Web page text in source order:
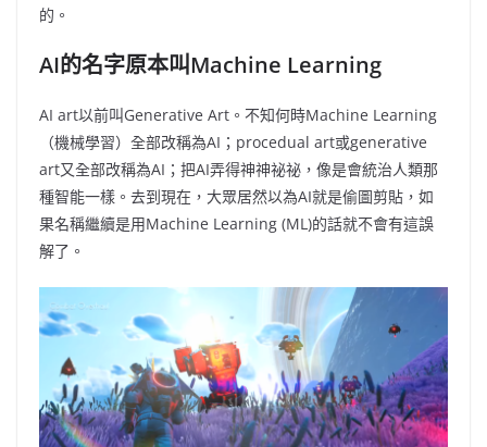
的。
AI的名字原本叫Machine Learning
AI art以前叫Generative Art。不知何時Machine Learning
（機械學習）全部改稱為AI；procedual art或generative
art又全部改稱為AI；把AI弄得神神祕祕，像是會統治人類那
種智能一樣。去到現在，大眾居然以為AI就是偷圖剪貼，如
果名稱繼續是用Machine Learning (ML)的話就不會有這誤
解了。